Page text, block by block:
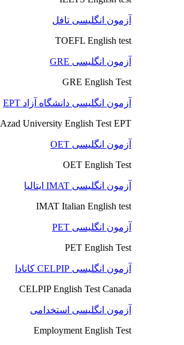
آزمون انگلیسی تافل
TOEFL English test
آزمون انگلیسی GRE
GRE English Test
آزمون انگلیسی دانشگاه آزاد EPT
Azad University English Test EPT
آزمون انگلیسی OET
OET English Test
آزمون انگلیسی IMAT ایتالیا
IMAT Italian English test
آزمون انگلیسی PET
PET English Test
آزمون انگلیسی CELPIP کانادا
CELPIP English Test Canada
آزمون انگلیسی استخدامی
Employment English Test